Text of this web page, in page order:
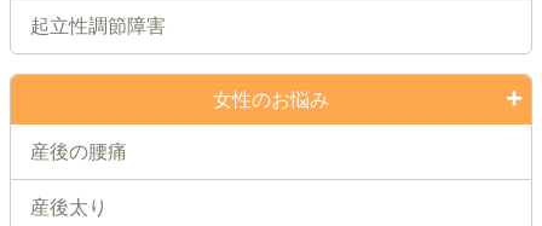
起立性調節障害
女性のお悩み
産後の腰痛
産後太り